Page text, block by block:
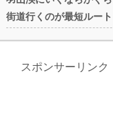
街道行くのが最短ルート
スポンサーリンク